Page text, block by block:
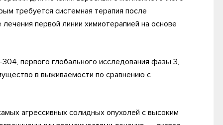
требуется системная терапия после
первой линии химиотерапией на основе
первого глобального исследования фазы 3,
в выживаемости по сравнению с
агрессивных солидных опухолей с высоким